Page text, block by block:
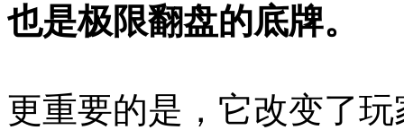
也是极限翻盘的底牌。
更重要的是，它改变了